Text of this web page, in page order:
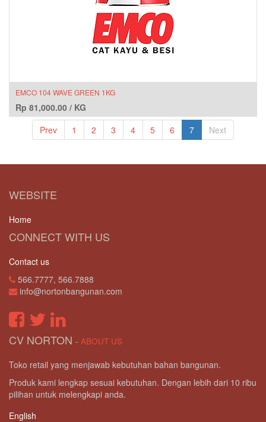
EMCO 104 WAVE GREEN 1KG
Rp 81,000.00 / KG
Prev
1 2 3 4 5 6 7 Next
WEBSITE
Home
CONNECT WITH US
Contact us
566.7777, 566.7888
info@nortonbangunan.com
CV NORTON - ABOUT US
Toko retail yang menjawab kebutuhan bahan bangunan.
Produk kami lengkap sesuai kebutuhan. Dengan lebih dari 10 ribu
pilihan untuk melengkapi anda.
English